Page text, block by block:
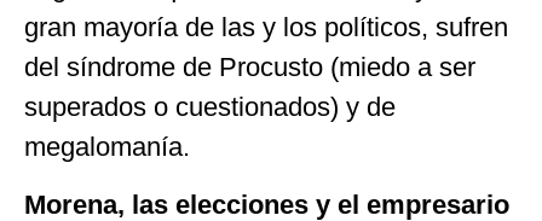
gran mayoría de las y los políticos, sufren
del síndrome de Procusto (miedo a ser
superados o cuestionados) y de
megalomanía.
Morena, las elecciones y el empresario